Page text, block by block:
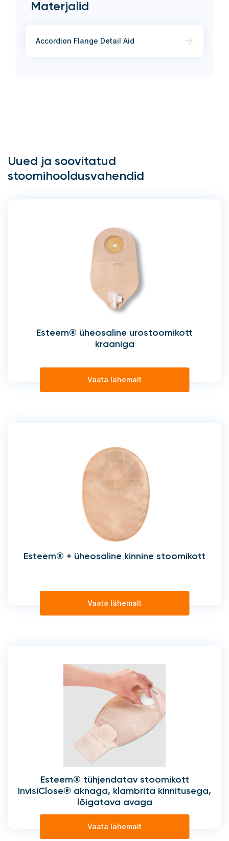
Materjalid
Accordion Flange Detail Aid
Uued ja soovitatud
stoomihooldusvahendid
Esteem® üheosaline urostoomikott
kraaniga
Vaata lähemalt
Esteem® + üheosaline kinnine stoomikott
Vaata lähemalt
Esteem® tühjendatav stoomikott
InvisiClose® aknaga, klambrita kinnitusega,
lõigatava avaga
Vaata lähemalt